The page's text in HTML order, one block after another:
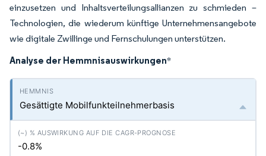
einzusetzen und Inhaltsverteilungsallianzen zu schmieden –
Technologien, die wiederum künftige Unternehmensangebote
wie digitale Zwillinge und Fernschulungen unterstützen.
Analyse der Hemmnisauswirkungen*
Gesättigte Mobilfunkteilnehmerbasis
-0.8%